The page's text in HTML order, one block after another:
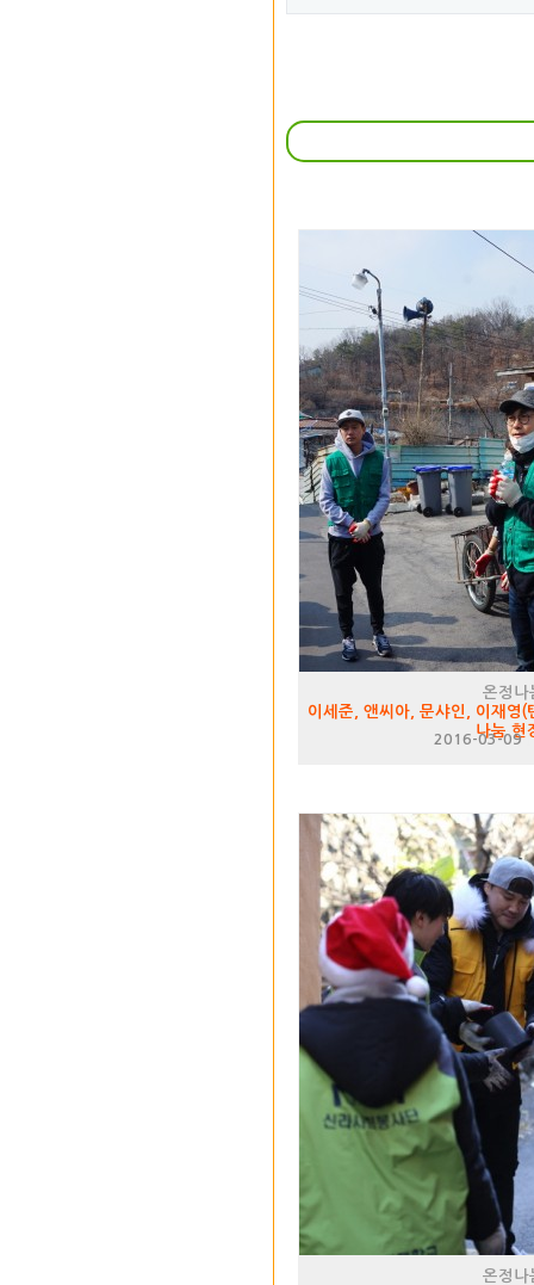
온정나
이세준, 앤씨아, 문샤인, 이재영
나눔 현
2016-03-09 |
온정나